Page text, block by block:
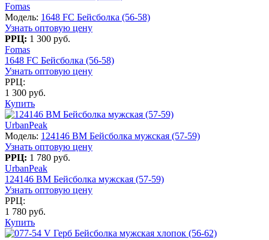
Fomas
Модель: 1648 FC Бейсболка (56-58)
Узнать оптовую цену
РРЦ: 1 300 руб.
Fomas
1648 FC Бейсболка (56-58)
Узнать оптовую цену
РРЦ:
1 300 руб.
Купить
UrbanPeak
Модель: 124146 BM Бейсболка мужская (57-59)
Узнать оптовую цену
РРЦ: 1 780 руб.
UrbanPeak
124146 BM Бейсболка мужская (57-59)
Узнать оптовую цену
РРЦ:
1 780 руб.
Купить